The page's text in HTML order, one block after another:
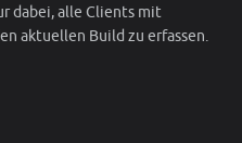
dabei, alle Clients mit
aktuellen Build zu erfassen.